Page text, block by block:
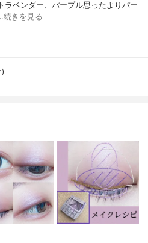
ラベンダー、パープル思ったよりパー
続きを見る